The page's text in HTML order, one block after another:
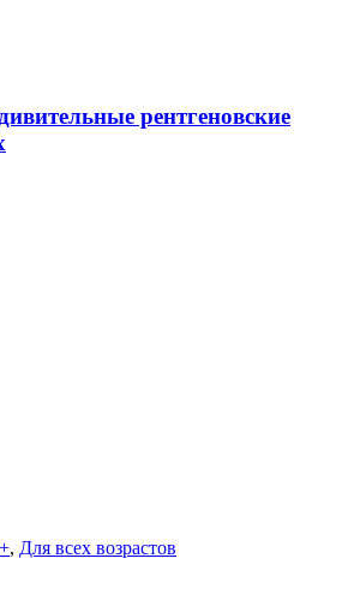
рентгеновские
, Для всех возрастов